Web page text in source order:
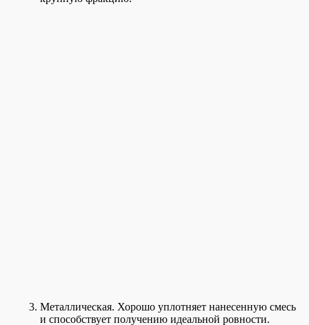
Металлическая. Хорошо уплотняет нанесенную смесь
и способствует получению идеальной ровности.